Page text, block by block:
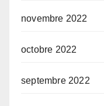
novembre 2022
octobre 2022
septembre 2022